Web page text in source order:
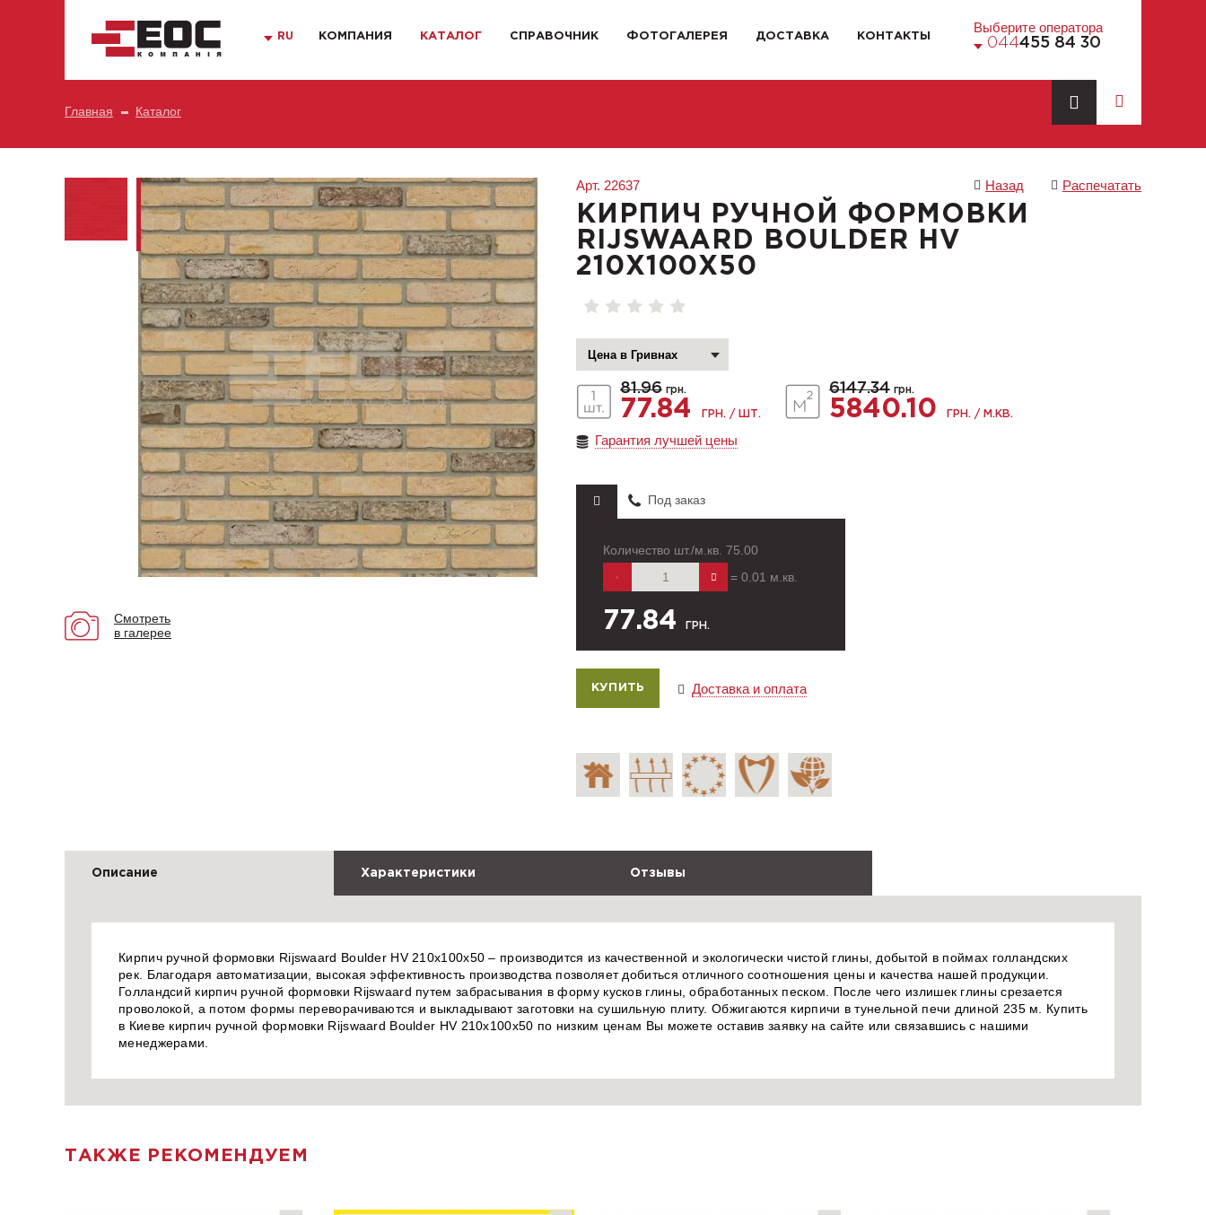
RU КОМПАНИЯ КАТАЛОГ СПРАВОЧНИК ФОТОГАЛЕРЕЯ ДОСТАВКА КОНТАКТЫ
Выберите оператора
044455 84 30
Главная Каталог
Смотреть
в галерее
Арт. 22637 Назад Распечатать
КИРПИЧ РУЧНОЙ ФОРМОВКИ
RIJSWAARD BOULDER HV
210X100X50
81.96 грн.
77.84 ГРН. / ШТ.
6147.34 грн.
5840.10 ГРН. / М.КВ.
Гарантия лучшей цены
Под заказ
Количество шт./м.кв. 75.00
= 0.01 м.кв.
77.84 ГРН.
Доставка и оплата
Описание Характеристики Отзывы
Кирпич ручной формовки Rijswaard Boulder HV 210x100x50 – производится из качественной и экологически чистой глины, добытой в поймах голландских
рек. Благодаря автоматизации, высокая эффективность производства позволяет добиться отличного соотношения цены и качества нашей продукции.
Голландсий кирпич ручной формовки Rijswaard путем забрасывания в форму кусков глины, обработанных песком. После чего излишек глины срезается
проволокой, а потом формы переворачиваются и выкладывают заготовки на сушильную плиту. Обжигаются кирпичи в тунельной печи длиной 235 м. Купить
в Киеве кирпич ручной формовки Rijswaard Boulder HV 210x100x50 по низким ценам Вы можете оставив заявку на сайте или связавшись с нашими
менеджерами.
ТАКЖЕ РЕКОМЕНДУЕМ